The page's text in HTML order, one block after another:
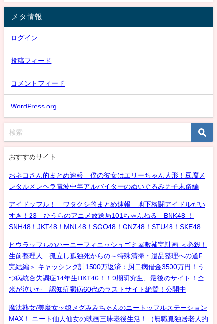
メタ情報
ログイン
投稿フィード
コメントフィード
WordPress.org
おすすめサイト
おネコさん的まとめ速報 僕の彼女はエリーちゃん人形！豆腐メ
ンタルメンヘラ電波中年アルバイターのぬいぐるみ男子末路編
アイドッフル！ ワタクシ的まとめ速報 地下格闘アイドルだい
すき！23 ひうらのアニメ放送局101ちゃんねる BNK48 ！
SNH48！JKT48！MNL48！SGO48！GNZ48！STU48！SKE48
ヒウラッフルのハーニーフィニッシュゴミ屋敷補完計画 ＜必殺！
生前整理人！孤立し孤独死からの～特殊清掃・遺品整理への道F
完結編＞ キャッシング計1500万返済：厨二病借金3500万円！う
つ病統合失調症14年生HKT46！！9期研究生、最後のサイト！全
米が泣いた！認知症鬱病60代のラストサイト絶賛！公開中
魔法熟女/美魔女ッ娘メグみみちゃんのニートッフルステーション
MAX！ ニート仙人仙女の映画三昧老後生活！（無職孤独居老人的